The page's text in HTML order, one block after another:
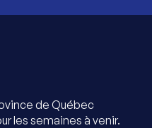
de Québec
les semaines à venir.